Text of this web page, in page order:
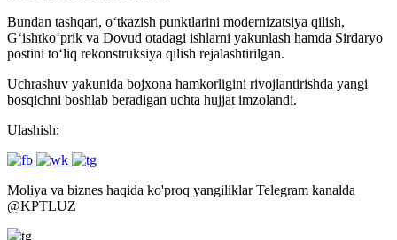
Bundan tashqari, o‘tkazish punktlarini modernizatsiya qilish,
G‘ishtko‘prik va Dovud otadagi ishlarni yakunlash hamda Sirdaryo
postini to‘liq rekonstruksiya qilish rejalashtirilgan.
Uchrashuv yakunida bojxona hamkorligini rivojlantirishda yangi
bosqichni boshlab beradigan uchta hujjat imzolandi.
Ulashish:
Moliya va biznes haqida ko'proq yangiliklar Telegram kanalda
@KPTLUZ